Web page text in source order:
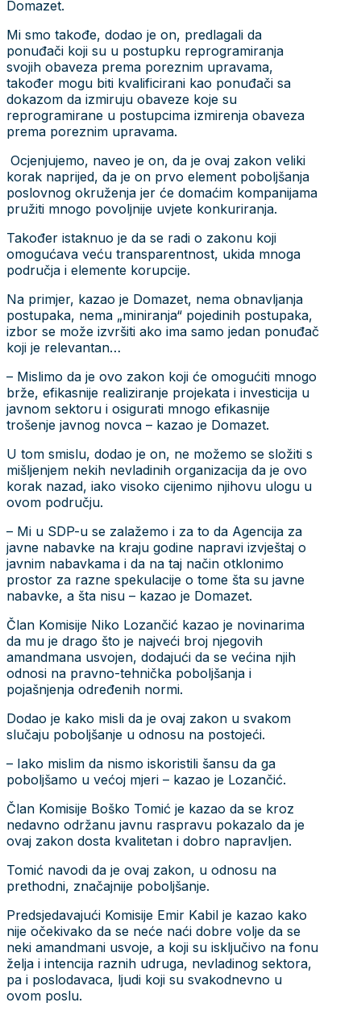
Domazet.
Mi smo takođe, dodao je on, predlagali da
ponuđači koji su u postupku reprogramiranja
svojih obaveza prema poreznim upravama,
također mogu biti kvalificirani kao ponuđači sa
dokazom da izmiruju obaveze koje su
reprogramirane u postupcima izmirenja obaveza
prema poreznim upravama.
Ocjenjujemo, naveo je on, da je ovaj zakon veliki
korak naprijed, da je on prvo element poboljšanja
poslovnog okruženja jer će domaćim kompanijama
pružiti mnogo povoljnije uvjete konkuriranja.
Također istaknuo je da se radi o zakonu koji
omogućava veću transparentnost, ukida mnoga
područja i elemente korupcije.
Na primjer, kazao je Domazet, nema obnavljanja
postupaka, nema „miniranja“ pojedinih postupaka,
izbor se može izvršiti ako ima samo jedan ponuđač
koji je relevantan…
– Mislimo da je ovo zakon koji će omogućiti mnogo
brže, efikasnije realiziranje projekata i investicija u
javnom sektoru i osigurati mnogo efikasnije
trošenje javnog novca – kazao je Domazet.
U tom smislu, dodao je on, ne možemo se složiti s
mišljenjem nekih nevladinih organizacija da je ovo
korak nazad, iako visoko cijenimo njihovu ulogu u
ovom području.
– Mi u SDP-u se zalažemo i za to da Agencija za
javne nabavke na kraju godine napravi izvještaj o
javnim nabavkama i da na taj način otklonimo
prostor za razne spekulacije o tome šta su javne
nabavke, a šta nisu – kazao je Domazet.
Član Komisije Niko Lozančić kazao je novinarima
da mu je drago što je najveći broj njegovih
amandmana usvojen, dodajući da se većina njih
odnosi na pravno-tehnička poboljšanja i
pojašnjenja određenih normi.
Dodao je kako misli da je ovaj zakon u svakom
slučaju poboljšanje u odnosu na postojeći.
– Iako mislim da nismo iskoristili šansu da ga
poboljšamo u većoj mjeri – kazao je Lozančić.
Član Komisije Boško Tomić je kazao da se kroz
nedavno održanu javnu raspravu pokazalo da je
ovaj zakon dosta kvalitetan i dobro napravljen.
Tomić navodi da je ovaj zakon, u odnosu na
prethodni, značajnije poboljšanje.
Predsjedavajući Komisije Emir Kabil je kazao kako
nije očekivako da se neće naći dobre volje da se
neki amandmani usvoje, a koji su isključivo na fonu
želja i intencija raznih udruga, nevladinog sektora,
pa i poslodavaca, ljudi koji su svakodnevno u
ovom poslu.